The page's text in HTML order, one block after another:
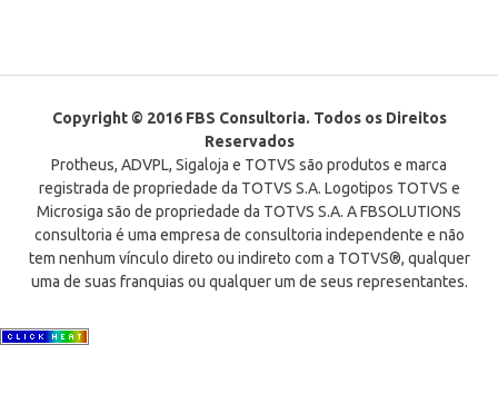
Copyright © 2016 FBS Consultoria. Todos os Direitos
Reservados
Protheus, ADVPL, Sigaloja e TOTVS são produtos e marca
registrada de propriedade da TOTVS S.A. Logotipos TOTVS e
Microsiga são de propriedade da TOTVS S.A. A FBSOLUTIONS
consultoria é uma empresa de consultoria independente e não
tem nenhum vínculo direto ou indireto com a TOTVS®, qualquer
uma de suas franquias ou qualquer um de seus representantes.